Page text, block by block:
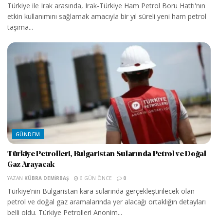
Türkiye ile Irak arasında, Irak-Türkiye Ham Petrol Boru Hattı'nın
etkin kullanımını sağlamak amacıyla bir yıl süreli yeni ham petrol
taşıma...
GÜNDEM
Türkiye Petrolleri, Bulgaristan Sularında Petrol ve Doğal
Gaz Arayacak
YAZAN KÜBRA DEMIRBAŞ 6 GÜN ÖNCE 0
Türkiye’nin Bulgaristan kara sularında gerçekleştirilecek olan
petrol ve doğal gaz aramalarında yer alacağı ortaklığın detayları
belli oldu. Türkiye Petrolleri Anonim...